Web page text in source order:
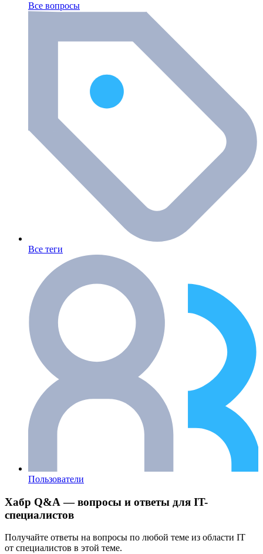
Все вопросы
Все теги
Пользователи
Хабр Q&A — вопросы и ответы для IT-
специалистов
Получайте ответы на вопросы по любой теме из области IT
от специалистов в этой теме.